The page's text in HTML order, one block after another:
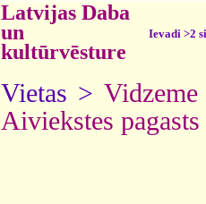
Latvijas Daba
un
kultūrvēsture
Ievadi >2
Vietas > Vidzeme
Aiviekstes pagasts